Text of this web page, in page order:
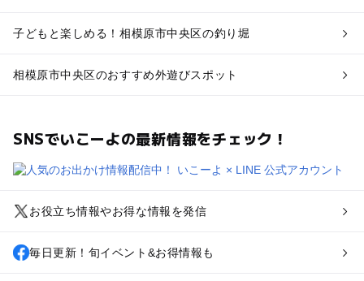
子どもと楽しめる！相模原市中央区の釣り堀
相模原市中央区のおすすめ外遊びスポット
SNSでいこーよの最新情報をチェック！
お役立ち情報やお得な情報を発信
毎日更新！旬イベント&お得情報も